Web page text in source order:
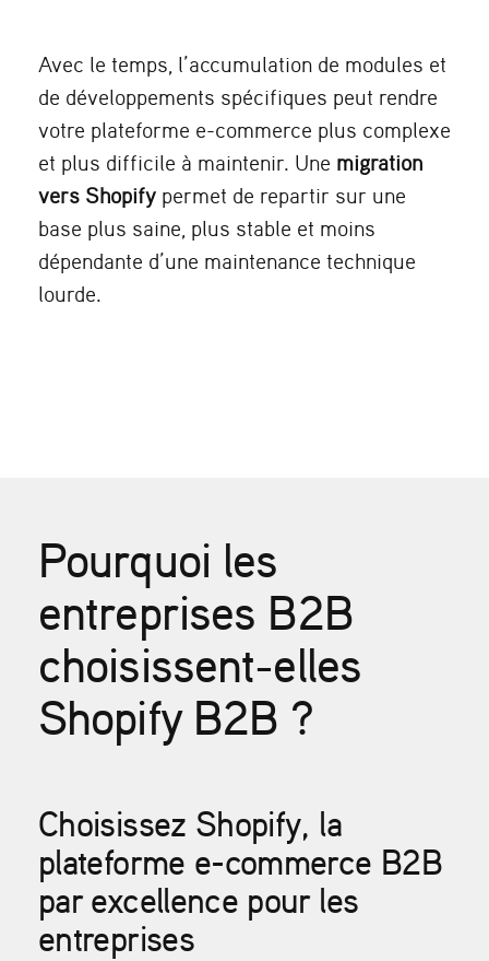
Avec le temps, l’accumulation de modules et
de développements spécifiques peut rendre
votre plateforme e-commerce plus complexe
et plus difficile à maintenir. Une migration
vers Shopify permet de repartir sur une
base plus saine, plus stable et moins
dépendante d’une maintenance technique
lourde.
Pourquoi les
entreprises B2B
choisissent-elles
Shopify B2B ?
Choisissez Shopify, la
plateforme e-commerce B2B
par excellence pour les
entreprises